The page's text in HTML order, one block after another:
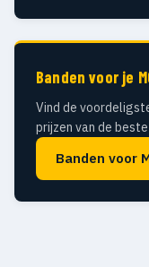
Banden voor je
Vind de
prijzen van de
Banden voor